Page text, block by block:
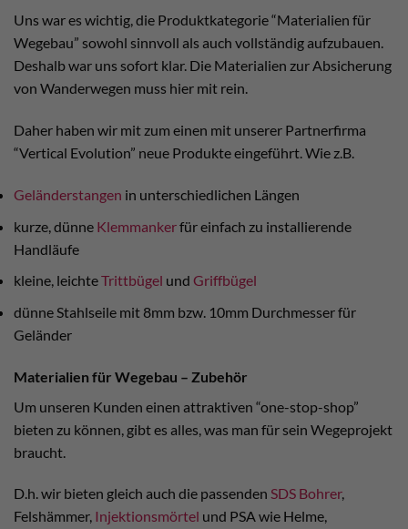
Uns war es wichtig, die Produktkategorie “Materialien für
Wegebau” sowohl sinnvoll als auch vollständig aufzubauen.
Deshalb war uns sofort klar. Die Materialien zur Absicherung
von Wanderwegen muss hier mit rein.
Daher haben wir mit zum einen mit unserer Partnerfirma
“Vertical Evolution” neue Produkte eingeführt. Wie z.B.
Geländerstangen in unterschiedlichen Längen
kurze, dünne Klemmankerfür einfach zu installierende
Handläufe
kleine, leichteTrittbügel und Griffbügel
dünne Stahlseile mit 8mm bzw. 10mm Durchmesser für
Geländer
Materialien für Wegebau – Zubehör
Um unseren Kunden einen attraktiven “one-stop-shop”
bieten zu können, gibt es alles, was man für sein Wegeprojekt
braucht.
D.h. wir bieten gleich auch die passenden SDS Bohrer,
Felshämmer, Injektionsmörtel und PSA wie Helme,